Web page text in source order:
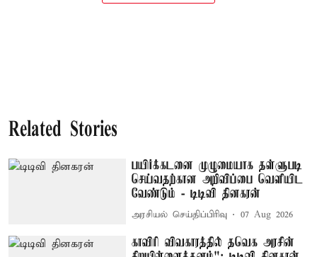
Related Stories
பயிர்க்கடனை முழுமையாக தள்ளுபடி
செய்வதற்கான அறிவிப்பை வெளியிட
வேண்டும் - டிடிவி தினகரன்
அரசியல் செய்திப்பிரிவு 07 Aug 2026
காவிரி விவகாரத்தில் தவெக அரசின்